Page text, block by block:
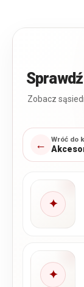
Zobacz
← Wróć do
✦
✦